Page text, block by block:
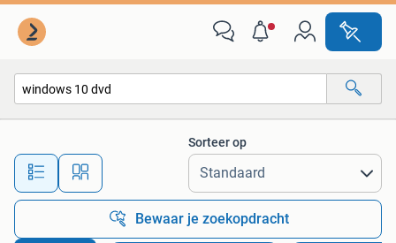
Alle afstanden…
Sorteer op
Bewaar je zoekopdracht